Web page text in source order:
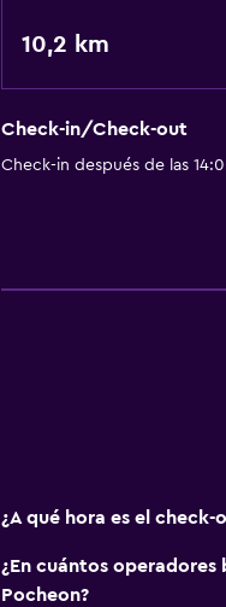
10,2 km
Check-in/Check-out
Check-in después de las
¿A qué hora es el check-
¿En cuántos
Pocheon?